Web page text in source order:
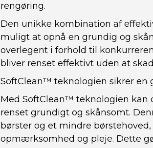
rengøring.
Den unikke kombination af
muligt at opnå en grundig og
overlegent i forhold til
bliver renset effektivt uden at
SoftClean™ teknologien sikrer en
Med SoftClean™ teknologien
renset grundigt og skånsomt.
børster og et mindre
opmærksomhed og pleje. Dette